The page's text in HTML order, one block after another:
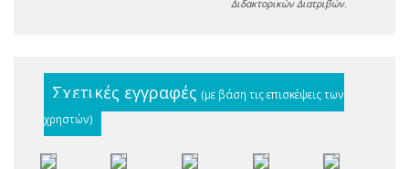
Διδακτορικών Διατριβών.
Σχετικές εγγραφές (με βάση τις επισκέψεις των
χρηστών)